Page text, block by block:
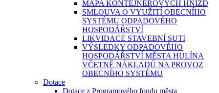
MAPA KONTEJNEROVÝCH HNÍZD
SMLOUVA O VYUŽITÍ OBECNÍHO
SYSTÉMU ODPADOVÉHO
HOSPODÁŘSTVÍ
LIKVIDACE STAVEBNÍ SUTI
VÝSLEDKY ODPADOVÉHO
HOSPODÁŘSTVÍ MĚSTA HULÍNA
VČETNĚ NÁKLADŮ NA PROVOZ
OBECNÍHO SYSTÉMU
Dotace
Dotace z Programového fondu města